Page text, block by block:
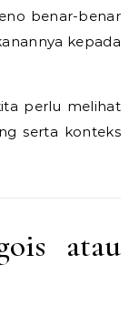
benar-benar
kepada
perlu melihat
serta konteks
atau